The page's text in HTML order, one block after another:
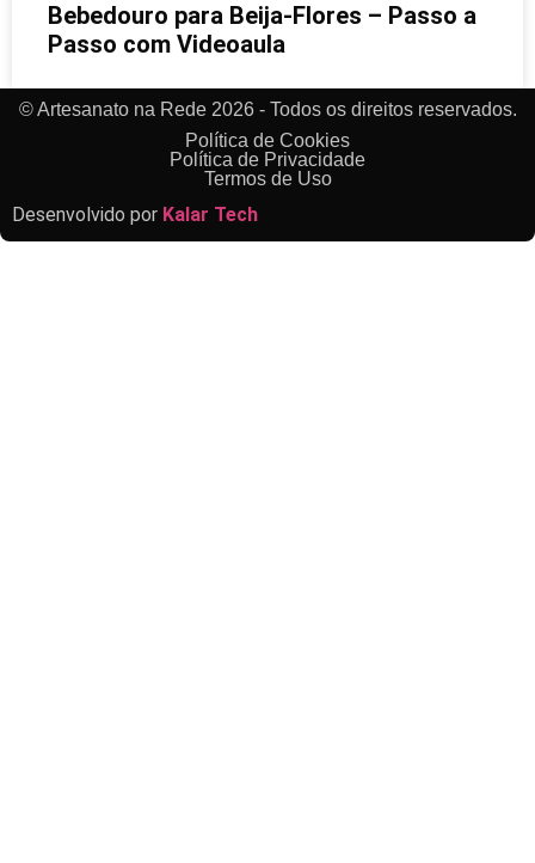
Bebedouro para Beija-Flores – Passo a
Passo com Videoaula
© Artesanato na Rede 2026 - Todos os direitos reservados.
Política de Cookies
Política de Privacidade
Termos de Uso
Desenvolvido por Kalar Tech